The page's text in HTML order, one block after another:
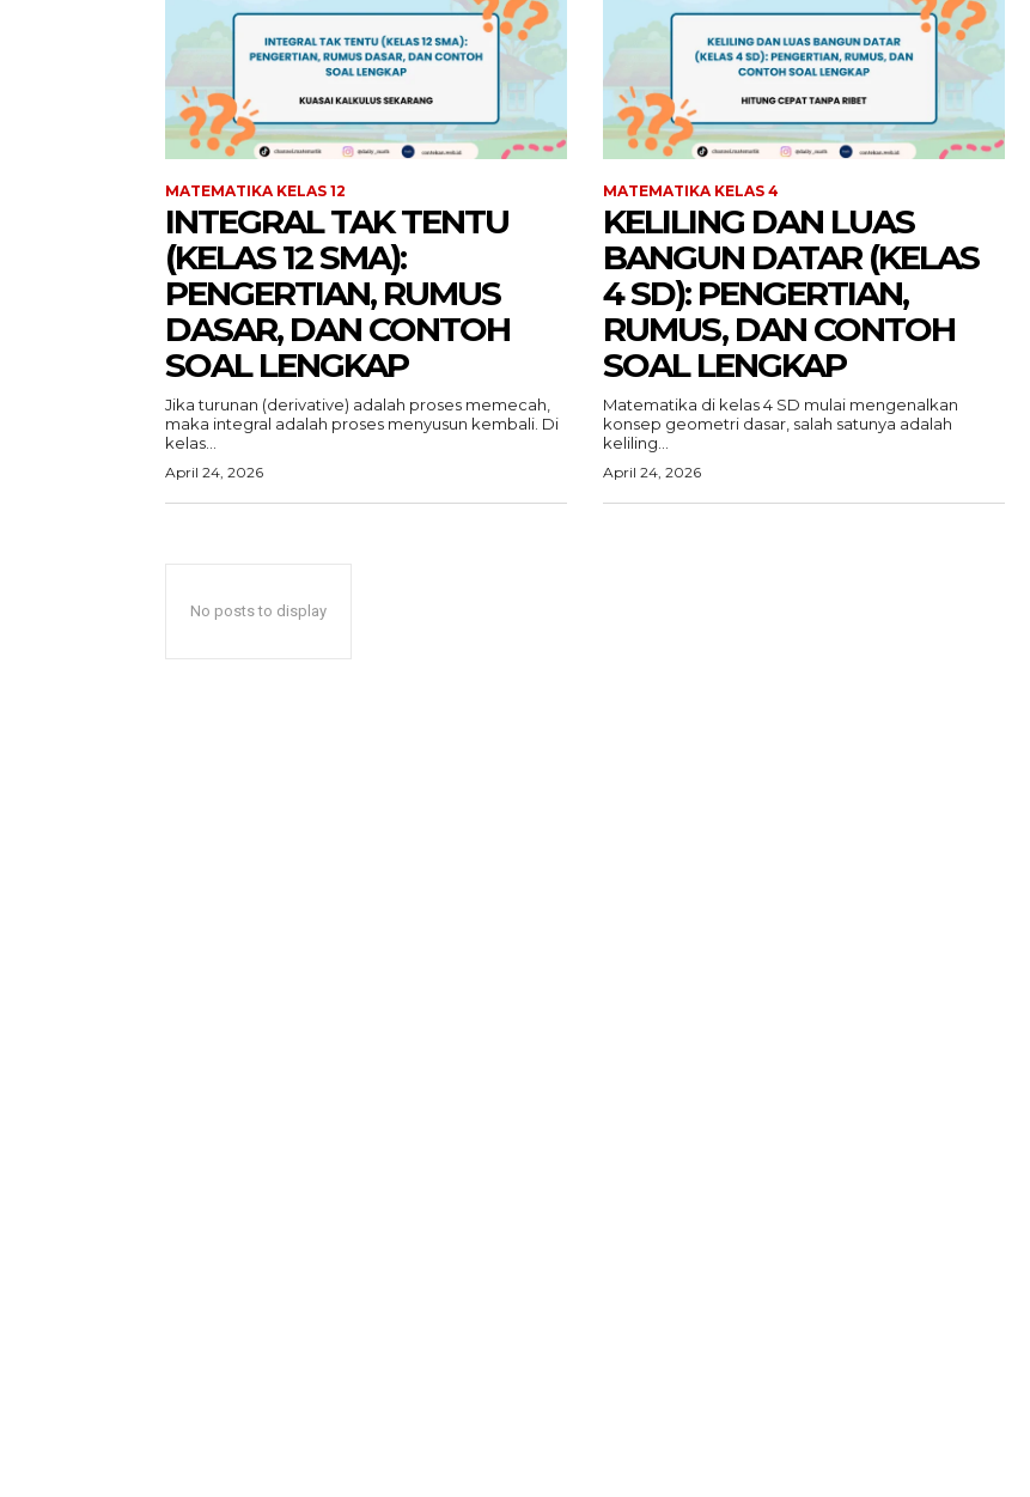
MATEMATIKA KELAS 12
INTEGRAL TAK TENTU
(KELAS 12 SMA):
PENGERTIAN, RUMUS
DASAR, DAN CONTOH
SOAL LENGKAP
Jika turunan (derivative) adalah proses memecah,
maka integral adalah proses menyusun kembali. Di
kelas...
April 24, 2026
MATEMATIKA KELAS 4
KELILING DAN LUAS
BANGUN DATAR (KELAS
4 SD): PENGERTIAN,
RUMUS, DAN CONTOH
SOAL LENGKAP
Matematika di kelas 4 SD mulai mengenalkan
konsep geometri dasar, salah satunya adalah
keliling...
April 24, 2026
No posts to display